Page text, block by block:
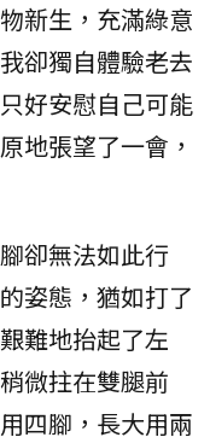
新生，充滿綠意
卻獨自體驗老去
好安慰自己可能
地張望了一會，
卻無法如此行
姿態，猶如打了
難地抬起了左
微拄在雙腿前
四腳，長大用兩